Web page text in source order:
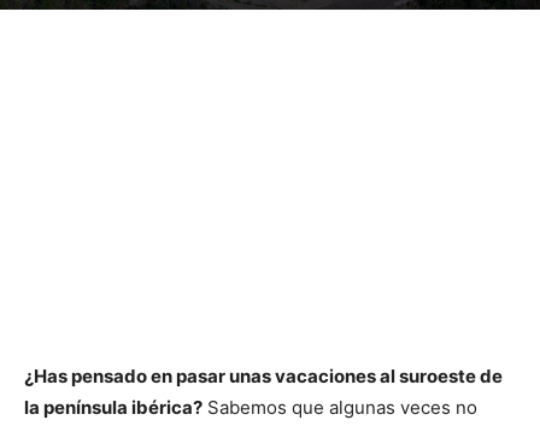
¿Has pensado en pasar unas vacaciones al suroeste de
la península ibérica? Sabemos que algunas veces no